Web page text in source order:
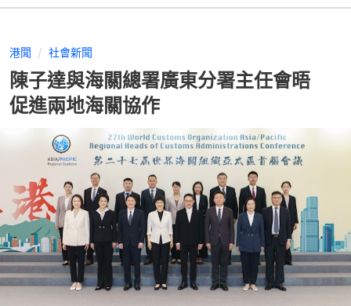
港聞 社會新聞
陳子達與海關總署廣東分署主任會晤
促進兩地海關協作